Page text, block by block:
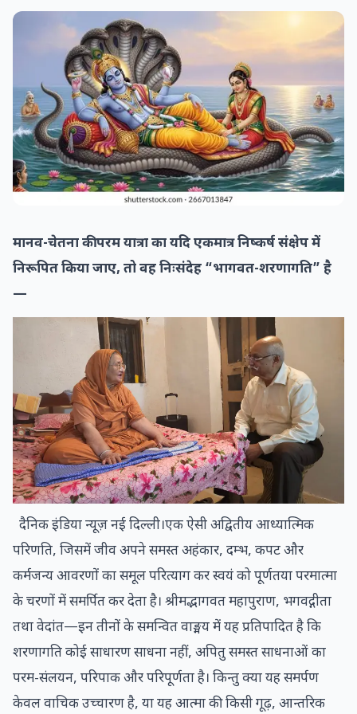
मानव-चेतना की परम यात्रा का यदि एकमात्र निष्कर्ष संक्षेप में
निरूपित किया जाए, तो वह निःसंदेह “भागवत-शरणागति” है
—
दैनिक इंडिया न्यूज़ नई दिल्ली।एक ऐसी अद्वितीय आध्यात्मिक
परिणति, जिसमें जीव अपने समस्त अहंकार, दम्भ, कपट और
कर्मजन्य आवरणों का समूल परित्याग कर स्वयं को पूर्णतया परमात्मा
के चरणों में समर्पित कर देता है। श्रीमद्भागवत महापुराण, भगवद्गीता
तथा वेदांत—इन तीनों के समन्वित वाङ्मय में यह प्रतिपादित है कि
शरणागति कोई साधारण साधना नहीं, अपितु समस्त साधनाओं का
परम-संलयन, परिपाक और परिपूर्णता है। किन्तु क्या यह समर्पण
केवल वाचिक उच्चारण है, या यह आत्मा की किसी गूढ़, आन्तरिक